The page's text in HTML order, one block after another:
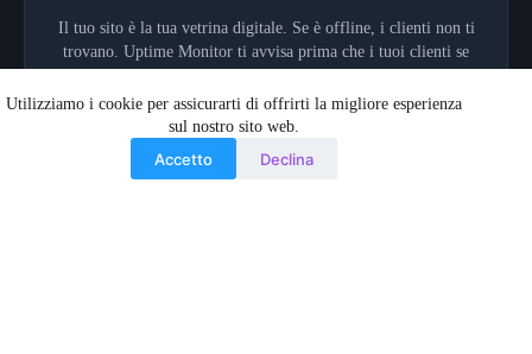
Utilizziamo i cookie per assicurarti di offrirti la migliore esperienza
sul nostro sito web.
Accetto Declina
Il tuo sito è la tua vetrina digitale. Se è offline, i clienti non ti
trovano. Uptime Monitor ti avvisa prima che i tuoi clienti se
ne accorgano.